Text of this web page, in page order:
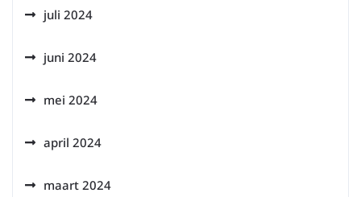
juli 2024
juni 2024
mei 2024
april 2024
maart 2024